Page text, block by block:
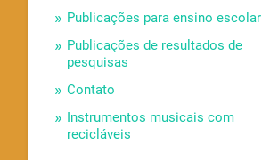
Publicações para ensino escolar
Publicações de resultados de
pesquisas
Contato
Instrumentos musicais com
recicláveis